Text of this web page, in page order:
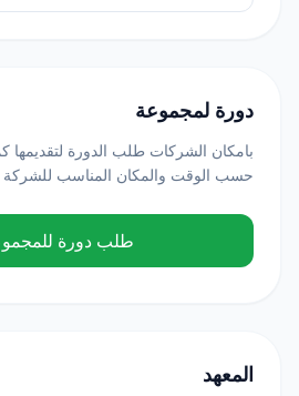
دورة لمجموعة
بامكان الشركات طلب الدورة لتقديمها
حسب الوقت والمكان المناسب للشركة
طلب دورة
المعهد